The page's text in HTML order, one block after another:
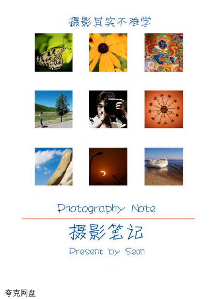
夸克网盘